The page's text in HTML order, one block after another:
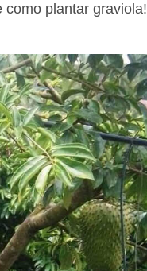
plantar graviola!